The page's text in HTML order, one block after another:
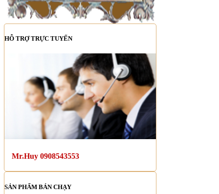
HỖ TRỢ TRỰC TUYẾN
Mr.Huy 0908543553
SẢN PHẨM BÁN CHẠY